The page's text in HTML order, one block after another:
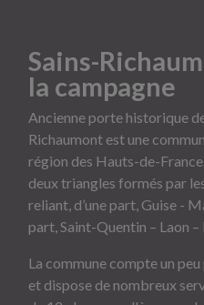
Sains-
la campagne
Ancienne porte historique
Richaumont est une
région des Hauts-de-
deux triangles formés par
reliant, d’une part, Guise -
part, Saint-Quentin – Laon
La commune compte un
et dispose de nombreux